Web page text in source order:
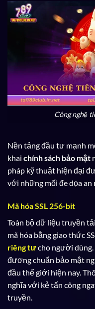
Công nghệ
Nền tảng đầu tư mạnh
khai chính sách bảo mật
pháp kỹ thuật hiện đại
với những mối đe dọa an
Mã hóa SSL 256-bit
Toàn bộ dữ liệu truyền
mã hóa bằng giao thức
riêng tưcho người
đương chuẩn bảo mật
đầu thế giới hiện nay.
nghĩa với kẻ tấn công
truyền.